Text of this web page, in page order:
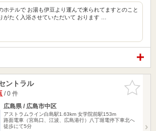
ホテルで お湯も伊豆より運んで来られてますとのこと
がたく入浴させていただいて おります …
お気に入
りに追加
ントラル
/ 0 件
広島県 / 広島市中区
アストラムライン白島駅1.63km 女学院前駅153m
路面電車（宮島口、江波、広島港行）八丁堀電停下車北へ
徒歩にて5分